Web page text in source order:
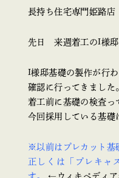
長持ち住宅専門姫路
先日 来週着工のI様邸
I様邸基礎の製作が行
確認に行ってきました
着工前に基礎の検査っ
今回採用している基礎
※以前はプレカット基
正しくは「プレキャ
す。←ウィキペディア